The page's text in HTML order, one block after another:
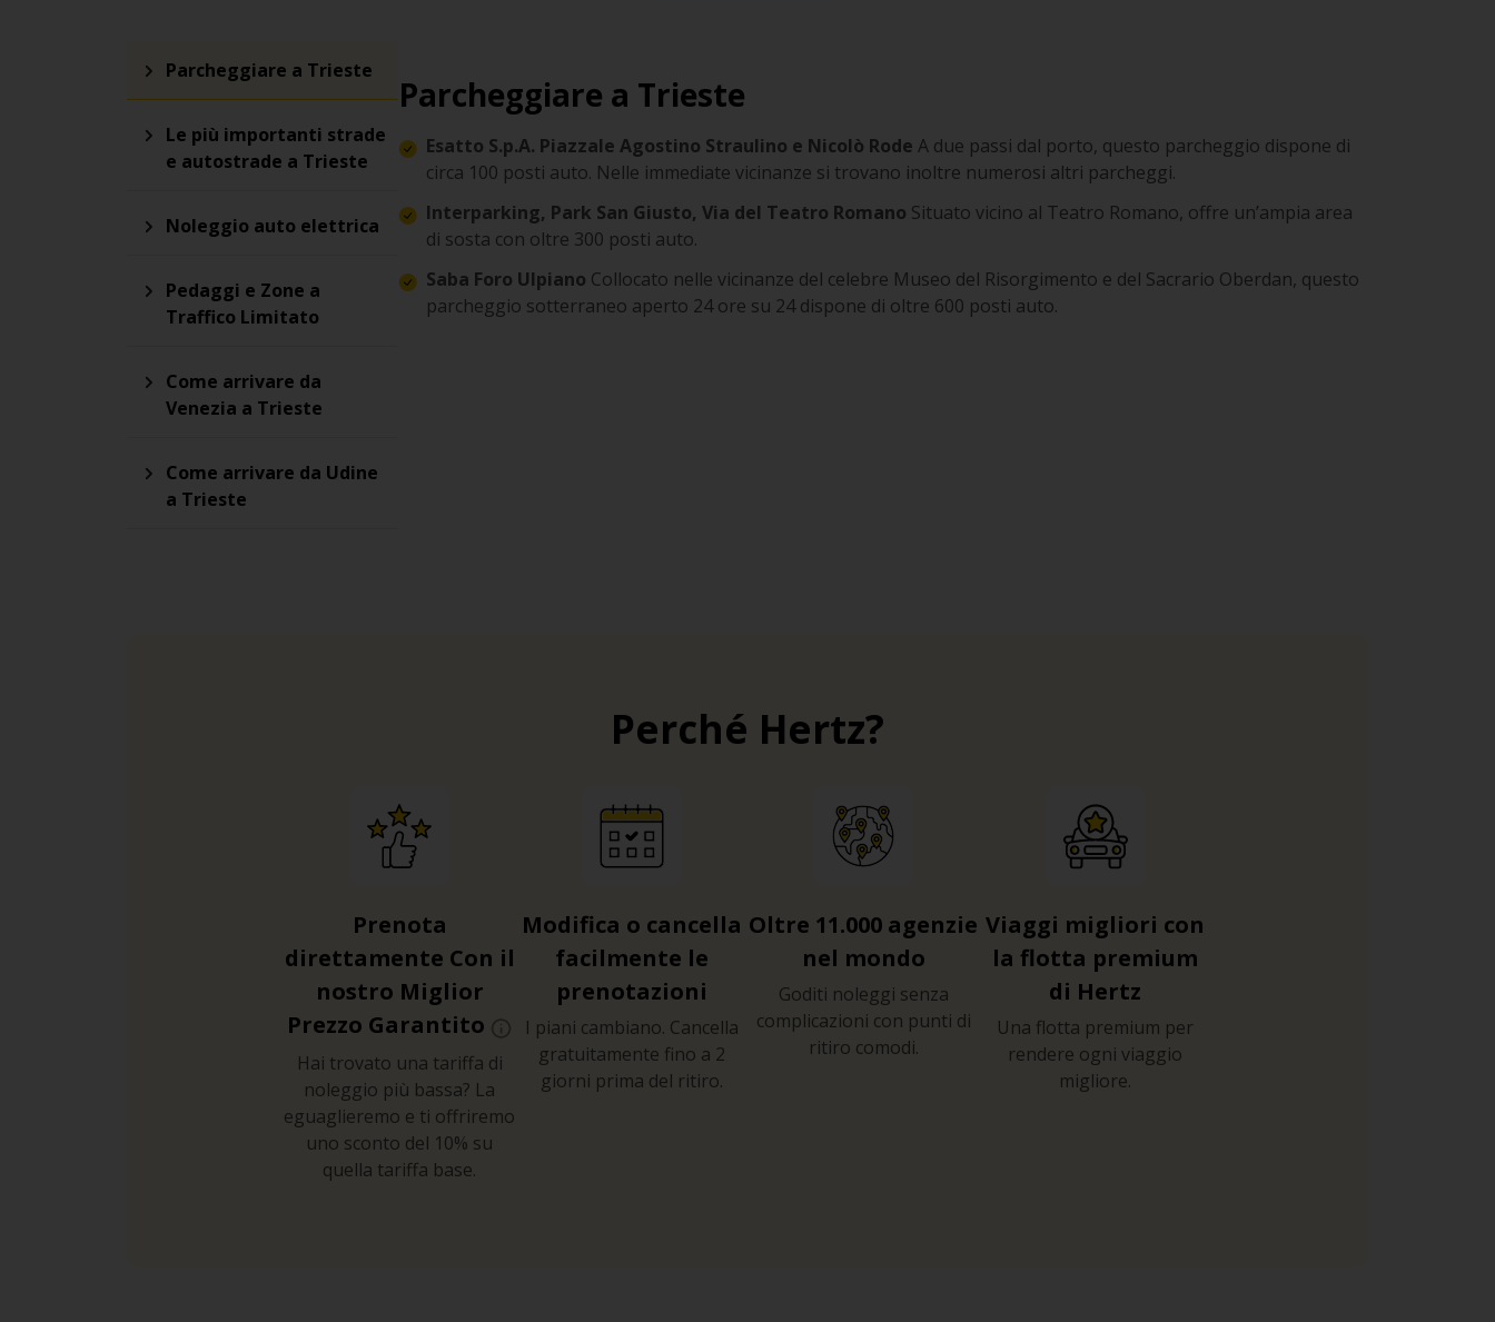
Parcheggiare a Trieste
Le più importanti strade
e autostrade a Trieste
Noleggio auto elettrica
Pedaggi e Zone a
Traffico Limitato
Come arrivare da
Venezia a Trieste
Come arrivare da Udine
a Trieste
Parcheggiare a Trieste
Esatto S.p.A. Piazzale Agostino Straulino e Nicolò Rode A due passi dal porto, questo parcheggio dispone di
circa 100 posti auto. Nelle immediate vicinanze si trovano inoltre numerosi altri parcheggi.
Interparking, Park San Giusto, Via del Teatro Romano Situato vicino al Teatro Romano, offre un’ampia area
di sosta con oltre 300 posti auto.
Saba Foro Ulpiano Collocato nelle vicinanze del celebre Museo del Risorgimento e del Sacrario Oberdan, questo
parcheggio sotterraneo aperto 24 ore su 24 dispone di oltre 600 posti auto.
Perché Hertz?
Prenota
direttamente Con il
nostro Miglior
Prezzo Garantito
Hai trovato una tariffa di
noleggio più bassa? La
eguaglieremo e ti offriremo
uno sconto del 10% su
quella tariffa base.
Modifica o cancella
facilmente le
prenotazioni
I piani cambiano. Cancella
gratuitamente fino a 2
giorni prima del ritiro.
Oltre 11.000 agenzie
nel mondo
Goditi noleggi senza
complicazioni con punti di
ritiro comodi.
Viaggi migliori con
la flotta premium
di Hertz
Una flotta premium per
rendere ogni viaggio
migliore.